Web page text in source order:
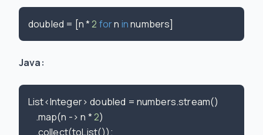
doubled = [n * 2 for n in
Java:
List<Integer> doubled = numbers.stream()
    .map(n -> n *
2)